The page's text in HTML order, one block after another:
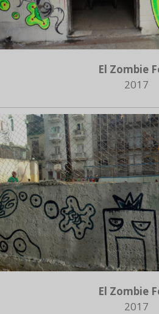
El Zombie
2017
El Zombie
2017